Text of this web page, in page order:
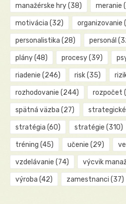
manažérske hry(38) meranie
motivácia (32) organizovanie
personalistika (28) personál
plány(48) procesy(39)
riadenie (246) risk(35)
rozhodovanie (244) rozpočet
spätná väzba (27) strategické
stratégia (60) stratégie (310)
tréning (45) učenie (29)
vzdelávanie (74) výcvik
výroba (42) zamestnanci (37)